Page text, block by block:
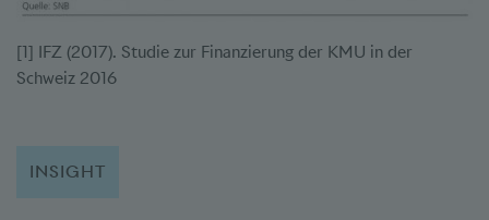
[1] IFZ (2017). Studie zur Finanzierung der KMU in der
Schweiz 2016
INSIGHT